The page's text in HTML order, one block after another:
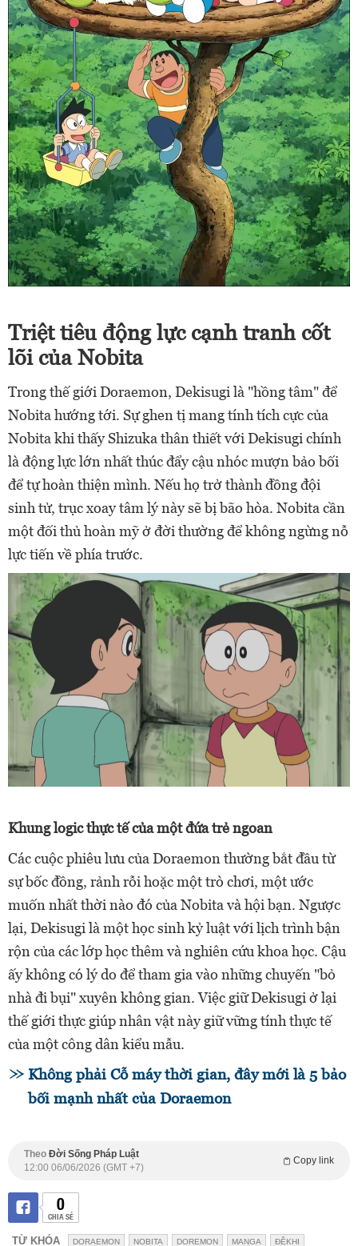
Triệt tiêu động lực cạnh tranh cốt
lõi của Nobita
Trong thế giới Doraemon, Dekisugi là "hồng tâm" để
Nobita hướng tới. Sự ghen tị mang tính tích cực của
Nobita khi thấy Shizuka thân thiết với Dekisugi chính
là động lực lớn nhất thúc đẩy cậu nhóc mượn bảo bối
để tự hoàn thiện mình. Nếu họ trở thành đồng đội
sinh tử, trục xoay tâm lý này sẽ bị bão hòa. Nobita cần
một đối thủ hoàn mỹ ở đời thường để không ngừng nỗ
lực tiến về phía trước.
Khung logic thực tế của một đứa trẻ ngoan
Các cuộc phiêu lưu của Doraemon thường bắt đầu từ
sự bốc đồng, rảnh rỗi hoặc một trò chơi, một ước
muốn nhất thời nào đó của Nobita và hội bạn. Ngược
lại, Dekisugi là một học sinh kỷ luật với lịch trình bận
rộn của các lớp học thêm và nghiên cứu khoa học. Cậu
ấy không có lý do để tham gia vào những chuyến "bỏ
nhà đi bụi" xuyên không gian. Việc giữ Dekisugi ở lại
thế giới thực giúp nhân vật này giữ vững tính thực tế
của một công dân kiểu mẫu.
Không phải Cỗ máy thời gian, đây mới là 5 bảo
bối mạnh nhất của Doraemon
Theo Đời Sống Pháp Luật
Copy link
12:00 06/06/2026 (GMT +7)
0
CHIA SẺ
TỪ KHÓA DORAEMON NOBITA DOREMON MANGA ĐÊKHI